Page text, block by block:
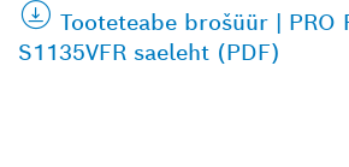
Tooteteabe brošüür | PRO
S1135VFR saeleht (PDF)